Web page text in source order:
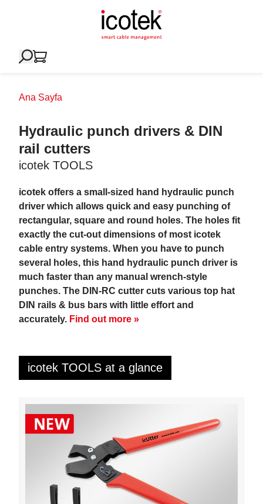
Ana Sayfa
Hydraulic punch drivers & DIN
rail cutters
icotek TOOLS
icotek offers a small-sized hand hydraulic punch
driver which allows quick and easy punching of
rectangular, square and round holes. The holes fit
exactly the cut-out dimensions of most icotek
cable entry systems. When you have to punch
several holes, this hand hydraulic punch driver is
much faster than any manual wrench-style
punches. The DIN-RC cutter cuts various top hat
DIN rails & bus bars with little effort and
accurately. Find out more »
icotek TOOLS at a glance